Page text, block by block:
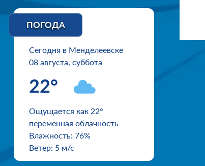
ПОГОДА
Сегодня в Менделеевске
08 августа, суббота
22°
Ощущается как 22°
переменная облачность
Влажность: 76%
Ветер: 5 м/с